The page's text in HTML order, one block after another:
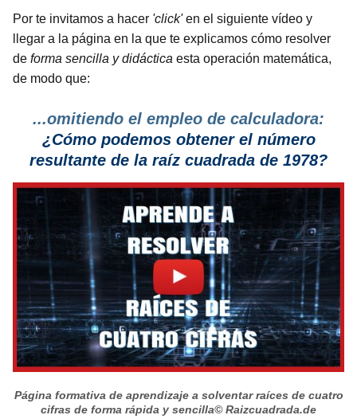
Por te invitamos a hacer 'click'en el siguiente vídeo y
llegar a la página en la que te explicamos cómo resolver
de forma sencilla y didáctica esta operación matemática,
de modo que:
...omitiendo el empleo de calculadora:
¿Cómo podemos obtener el número
resultante de la raíz cuadrada de 1978?
Página formativa de aprendizaje a solventar raíces de cuatro
cifras de forma rápida y sencilla© Raizcuadrada.de